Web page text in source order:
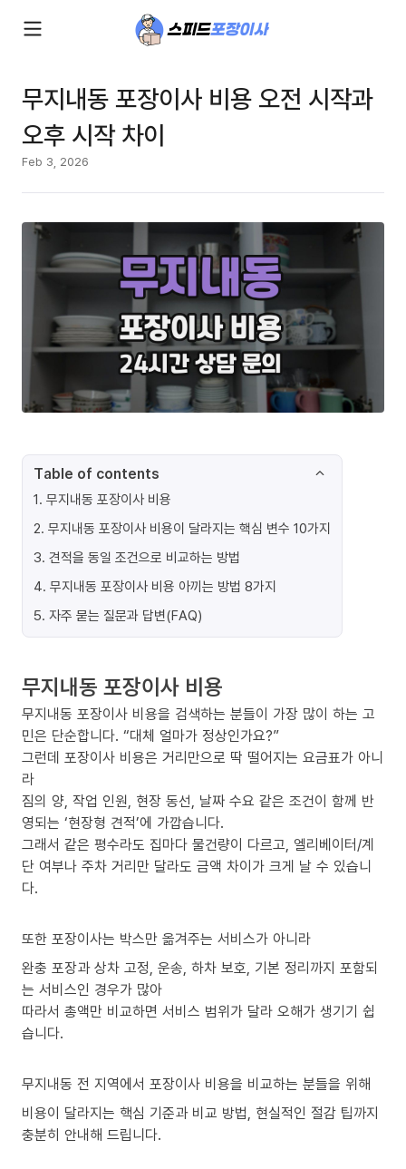
무지내동 포장이사 비용 오전 시작과
오후 시작 차이
Feb 3, 2026
Table of contents
1. 무지내동 포장이사 비용
2. 무지내동 포장이사 비용이 달라지는 핵심 변수 10가지
3. 견적을 동일 조건으로 비교하는 방법
4. 무지내동 포장이사 비용 아끼는 방법 8가지
5. 자주 묻는 질문과 답변(FAQ)
무지내동 포장이사 비용
무지내동 포장이사 비용을 검색하는 분들이 가장 많이 하는 고
민은 단순합니다. “대체 얼마가 정상인가요?”
그런데 포장이사 비용은 거리만으로 딱 떨어지는 요금표가 아니
라
짐의 양, 작업 인원, 현장 동선, 날짜 수요 같은 조건이 함께 반
영되는 ‘현장형 견적’에 가깝습니다.
그래서 같은 평수라도 집마다 물건량이 다르고, 엘리베이터/계
단 여부나 주차 거리만 달라도 금액 차이가 크게 날 수 있습니
다.
또한 포장이사는 박스만 옮겨주는 서비스가 아니라
완충 포장과 상차 고정, 운송, 하차 보호, 기본 정리까지 포함되
는 서비스인 경우가 많아
따라서 총액만 비교하면 서비스 범위가 달라 오해가 생기기 쉽
습니다.
무지내동 전 지역에서 포장이사 비용을 비교하는 분들을 위해
비용이 달라지는 핵심 기준과 비교 방법, 현실적인 절감 팁까지
충분히 안내해 드립니다.